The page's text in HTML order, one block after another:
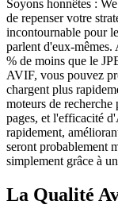
Soyons honnêtes :
de repenser votre
incontournable pour
parlent d'eux-mêmes.
% de moins que le
AVIF, vous pouvez
chargent plus
moteurs de
pages, et l'efficacité
rapidement,
seront probablement
simplement grâce à
La Qualité